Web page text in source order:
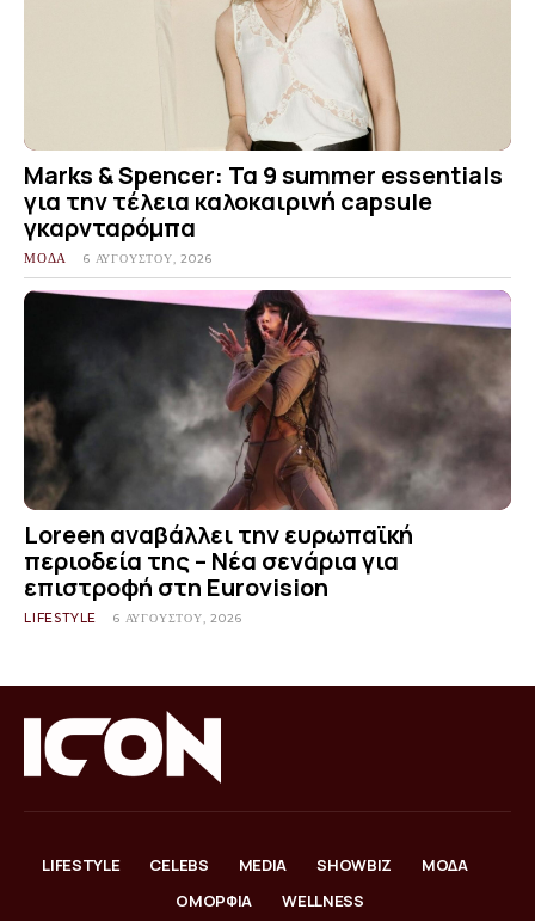
Marks & Spencer: Τα 9 summer essentials
για την τέλεια καλοκαιρινή capsule
γκαρνταρόμπα
ΜΟΔΑ 6 ΑΥΓΟΎΣΤΟΥ, 2026
Loreen αναβάλλει την ευρωπαϊκή
περιοδεία της – Νέα σενάρια για
επιστροφή στη Eurovision
LIFESTYLE 6 ΑΥΓΟΎΣΤΟΥ, 2026
LIFESTYLE CELEBS MEDIA SHOWBIZ
ΜΟΔΑ
ΟΜΟΡΦΙΑ
WELLNESS